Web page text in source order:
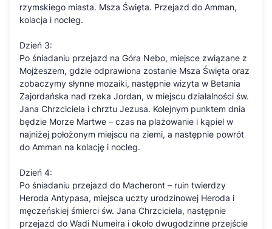
rzymskiego miasta. Msza Święta. Przejazd do Amman,
kolacja i nocleg.
Dzień 3:
Po śniadaniu przejazd na Góra Nebo, miejsce związane z
Mojżeszem, gdzie odprawiona zostanie Msza Święta oraz
zobaczymy słynne mozaiki, następnie wizyta w Betania
Zajordańska nad rzeka Jordan, w miejscu działalności św.
Jana Chrzciciela i chrztu Jezusa. Kolejnym punktem dnia
będzie Morze Martwe – czas na plażowanie i kąpiel w
najniżej położonym miejscu na ziemi, a następnie powrót
do Amman na kolację i nocleg.
Dzień 4:
Po śniadaniu przejazd do Macheront – ruin twierdzy
Heroda Antypasa, miejsca uczty urodzinowej Heroda i
męczeńskiej śmierci św. Jana Chrzciciela, następnie
przejazd do Wadi Numeira i około dwugodzinne przejście